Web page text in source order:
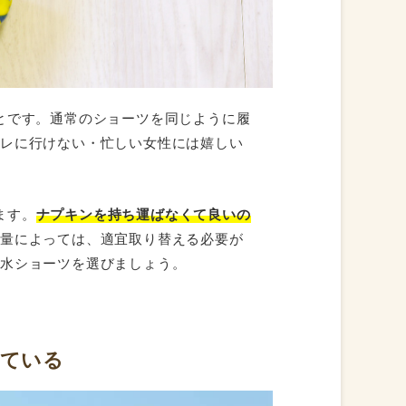
です。通常のショーツを同じように履
に行けない・忙しい女性には嬉しい
。 ナプキンを持ち運ばなくて良いの
によっては、適宜取り替える必要が
ショーツを選びましょう。
いる